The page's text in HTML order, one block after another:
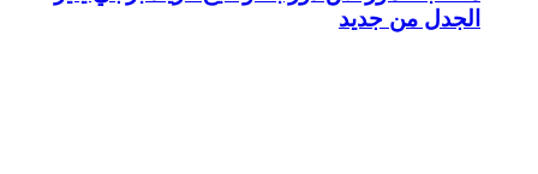
الجدل من جديد